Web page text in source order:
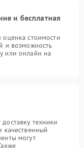
и бесплатная
оценка стоимости
и возможность
или онлайн на
техники
качественный
могут